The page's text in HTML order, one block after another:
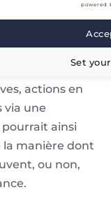
les
de
cas de fraude
actions en
via une
pourrait ainsi
manière dont
ou non,
powered
Set